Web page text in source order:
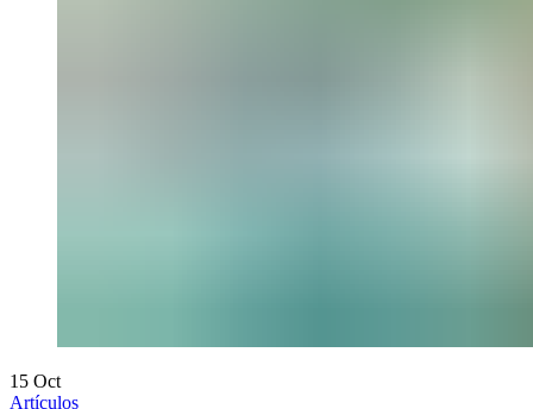
15 Oct
Artículos